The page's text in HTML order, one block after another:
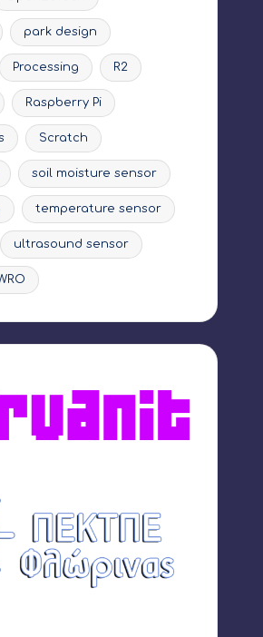
park design
Processing R2
Raspberry Pi
Scratch
soil moisture sensor
temperature sensor
ultrasound sensor